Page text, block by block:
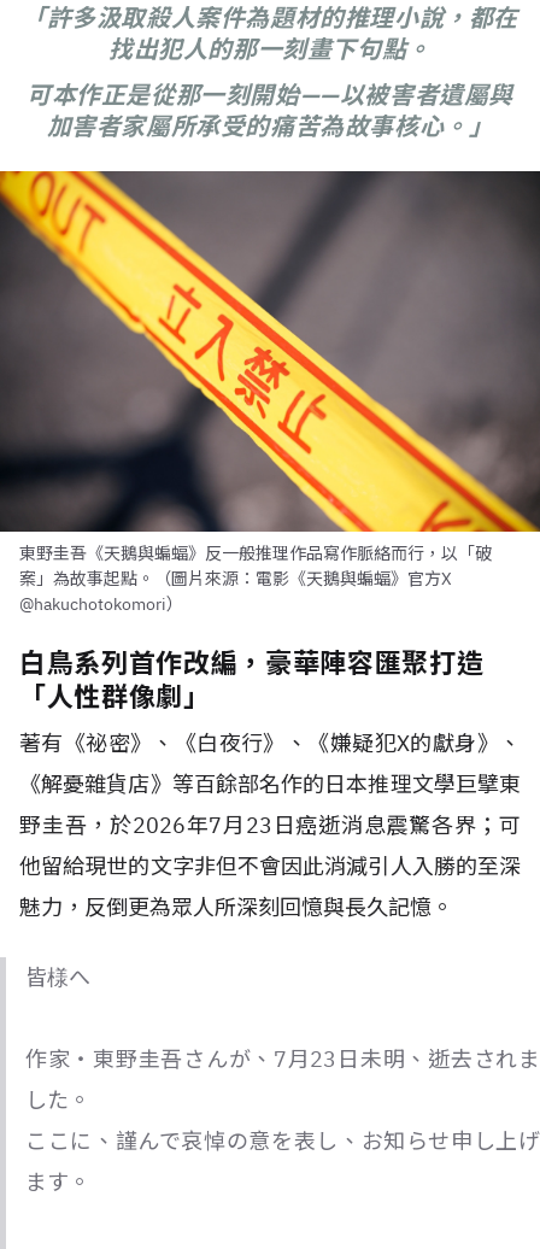
「許多汲取殺人案件為題材的推理小說，都在
找出犯人的那一刻畫下句點。
可本作正是從那一刻開始——以被害者遺屬與
加害者家屬所承受的痛苦為故事核心。」
東野圭吾《天鵝與蝙蝠》反一般推理作品寫作脈絡而行，以「破
案」為故事起點。（圖片來源：電影《天鵝與蝙蝠》官方X
@hakuchotokomori）
白鳥系列首作改編，豪華陣容匯聚打造
「人性群像劇」
著有《祕密》、《白夜行》、《嫌疑犯X的獻身》、
《解憂雜貨店》等百餘部名作的日本推理文學巨擘東
野圭吾，於2026年7月23日癌逝消息震驚各界；可
他留給現世的文字非但不會因此消減引人入勝的至深
魅力，反倒更為眾人所深刻回憶與長久記憶。
皆様へ
作家・東野圭吾さんが、7月23日未明、逝去されま
した。
ここに、謹んで哀悼の意を表し、お知らせ申し上げ
ます。